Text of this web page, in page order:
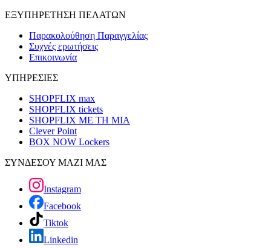
ΕΞΥΠΗΡΕΤΗΣΗ ΠΕΛΑΤΩΝ
Παρακολούθηση Παραγγελίας
Συχνές ερωτήσεις
Επικοινωνία
ΥΠΗΡΕΣΙΕΣ
SHOPFLIX max
SHOPFLIX tickets
SHOPFLIX ΜΕ ΤΗ ΜΙΑ
Clever Point
BOX NOW Lockers
ΣΥΝΔΕΣΟΥ ΜΑΖΙ ΜΑΣ
Instagram
Facebook
Tiktok
Linkedin